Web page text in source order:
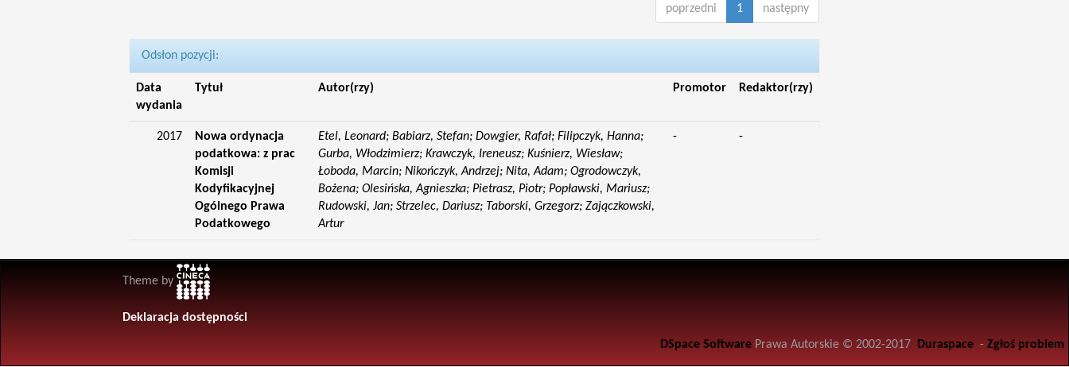
poprzedni 1 następny
Odsłon pozycji:
Data
wydania
Tytuł Autor(rzy) Promotor Redaktor(rzy)
2017
Nowa ordynacja
podatkowa: z prac
Komisji
Kodyfikacyjnej
Ogólnego Prawa
Podatkowego
Etel, Leonard; Babiarz, Stefan; Dowgier, Rafał; Filipczyk, Hanna;
Gurba, Włodzimierz; Krawczyk, Ireneusz; Kuśnierz, Wiesław;
Łoboda, Marcin; Nikończyk, Andrzej; Nita, Adam; Ogrodowczyk,
Bożena; Olesińska, Agnieszka; Pietrasz, Piotr; Popławski, Mariusz;
Rudowski, Jan; Strzelec, Dariusz; Taborski, Grzegorz; Zajączkowski,
Artur
- -
Theme by
Deklaracja dostępności
DSpace Software Prawa Autorskie © 2002-2017 Duraspace - Zgłoś problem